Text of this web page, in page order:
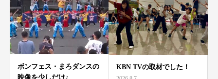
ボンフェス・まろダンスの
映像を少しだけ♪
KBN TVの取材でした！